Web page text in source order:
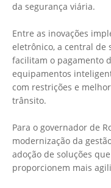
da segurança viária.
Entre as inovações
eletrônico, a central de
facilitam o pagamento
equipamentos
com restrições e
trânsito.
Para o governador de
modernização da
adoção de soluções
proporcionem mais